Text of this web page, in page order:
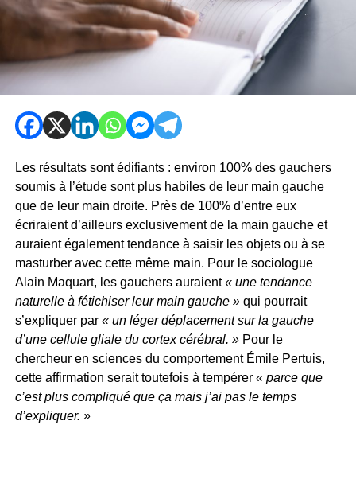
Les résultats sont édifiants : environ 100% des gauchers
soumis à l’étude sont plus habiles de leur main gauche
que de leur main droite. Près de 100% d’entre eux
écriraient d’ailleurs exclusivement de la main gauche et
auraient également tendance à saisir les objets ou à se
masturber avec cette même main. Pour le sociologue
Alain Maquart, les gauchers auraient« une tendance
naturelle à fétichiser leur main gauche »qui pourrait
s’expliquer par « un léger déplacement sur la gauche
d’une cellule gliale du cortex cérébral. »Pour le
chercheur en sciences du comportement Émile Pertuis,
cette affirmation serait toutefois à tempérer « parce que
c’est plus compliqué que ça mais j’ai pas le temps
d’expliquer. »